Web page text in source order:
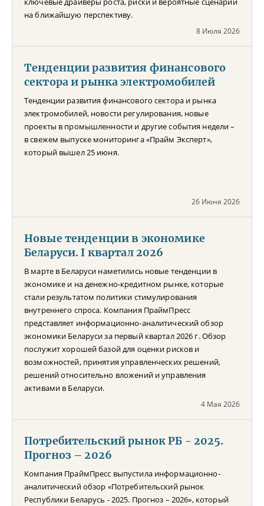
на ближайшую перспективу.
8 Июля 2026
Тенденции развития финансового
сектора и рынка электромобилей
Тенденции развития финансового сектора и рынка
электромобилей, новости регулирования, новые
проекты в промышленности и другие события недели –
в свежем выпуске мониторинга «Прайм Эксперт»,
который вышел 25 июня.
26 Июня 2026
Новые тенденции в экономике
Беларуси. I квартал 2026
В марте в Беларуси наметились новые тенденции в
экономике и на денежно-кредитном рынке, которые
стали результатом политики стимулирования
внутреннего спроса. Компания ПраймПресс
представляет информационно-аналитический обзор
экономики Беларуси за первый квартал 2026 г. Обзор
послужит хорошей базой для оценки рисков и
возможностей, принятия управленческих решений,
решений относительно вложений и управления
активами в Беларуси.
4 Мая 2026
Потребительский рынок РБ - 2025.
Прогноз – 2026
Компания ПраймПресс выпустила информационно-
аналитический обзор «Потребительский рынок
Республики Беларусь - 2025. Прогноз – 2026», который